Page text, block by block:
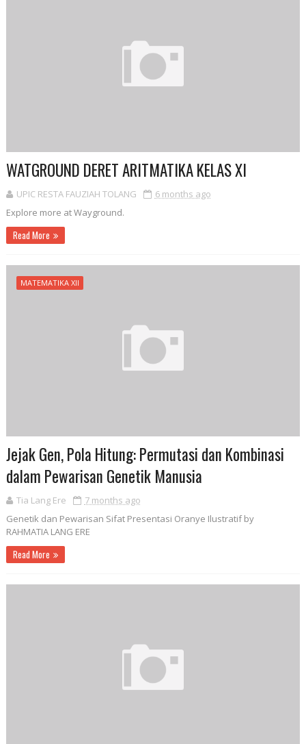
WATGROUND DERET ARITMATIKA KELAS XI
UPIC RESTA FAUZIAH TOLANG
6 months ago
Explore more at Wayground.
Read More
MATEMATIKA XII
Jejak Gen, Pola Hitung: Permutasi dan Kombinasi
dalam Pewarisan Genetik Manusia
Tia Lang Ere
7 months ago
Genetik dan Pewarisan Sifat Presentasi Oranye Ilustratif by
RAHMATIA LANG ERE
Read More